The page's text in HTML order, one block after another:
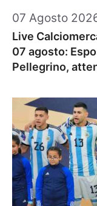
07 Agosto
Live
07 agosto:
Pellegrino,